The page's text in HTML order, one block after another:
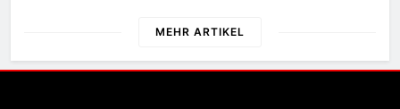
MEHR ARTIKEL